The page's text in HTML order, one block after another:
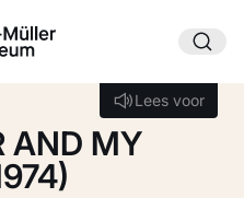
Lees voor
Lees voor
AND MY